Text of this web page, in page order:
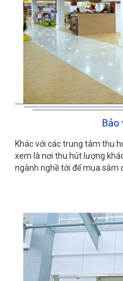
Bảo
Khác với các trung tâm thu
xem là nơi thu hút lượng
ngành nghề tới để mua sắm